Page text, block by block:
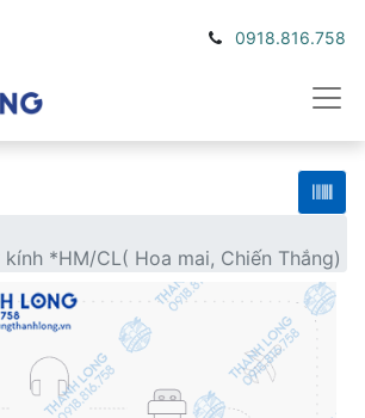
0918.816.758
kính *HM/CL( Hoa mai, Chiến Thắng)